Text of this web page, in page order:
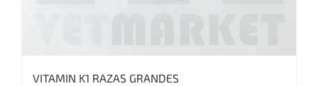
VITAMIN K1 RAZAS GRANDES